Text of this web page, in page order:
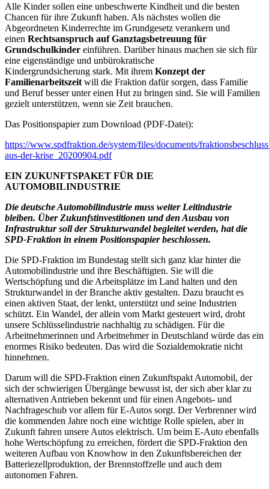
Alle Kinder sollen eine unbeschwerte Kindheit und die besten
Chancen für ihre Zukunft haben. Als nächstes wollen die
Abgeordneten Kinderrechte im Grundgesetz verankern und
einen Rechtsanspruch auf Ganztagsbetreuung für
Grundschulkinder einführen. Darüber hinaus machen sie sich für
eine eigenständige und unbürokratische
Kindergrundsicherung stark. Mit ihrem Konzept der
Familienarbeitszeit will die Fraktion dafür sorgen, dass Familie
und Beruf besser unter einen Hut zu bringen sind. Sie will Familien
gezielt unterstützen, wenn sie Zeit brauchen.
Das Positionspapier zum Download (PDF-Datei):
https://www.spdfraktion.de/system/files/documents/
aus-der-krise_20200904.pdf
EIN ZUKUNFTSPAKET FÜR DIE
AUTOMOBILINDUSTRIE
Die deutsche Automobilindustrie muss weiter Leitindustrie
bleiben. Über Zukunfstinvestitionen und den Ausbau von
Infrastruktur soll der Strukturwandel begleitet werden, hat die
SPD-Fraktion in einem Positionspapierbeschlossen.
Die SPD-Fraktion im Bundestag stellt sich ganz klar hinter die
Automobilindustrie und ihre Beschäftigten. Sie will die
Wertschöpfung und die Arbeitsplätze im Land halten und den
Strukturwandel in der Branche aktiv gestalten. Dazu braucht es
einen aktiven Staat, der lenkt, unterstützt und seine Industrien
schützt. Ein Wandel, der allein vom Markt gesteuert wird, droht
unsere Schlüsselindustrie nachhaltig zu schädigen. Für die
Arbeitnehmerinnen und Arbeitnehmer in Deutschland würde das ein
enormes Risiko bedeuten. Das wird die Sozialdemokratie nicht
hinnehmen.
Darum will die SPD-Fraktion einen Zukunftspakt Automobil, der
sich der schwierigen Übergänge bewusst ist, der sich aber klar zu
alternativen Antrieben bekennt und für einen Angebots- und
Nachfrageschub vor allem für E-Autos sorgt. Der Verbrenner wird
die kommenden Jahre noch eine wichtige Rolle spielen, aber in
Zukunft fahren unsere Autos elektrisch. Um beim E-Auto ebenfalls
hohe Wertschöpfung zu erreichen, fördert die SPD-Fraktion den
weiteren Aufbau von Knowhow in den Zukunftsbereichen der
Batteriezellproduktion, der Brennstoffzelle und auch dem
autonomen Fahren.